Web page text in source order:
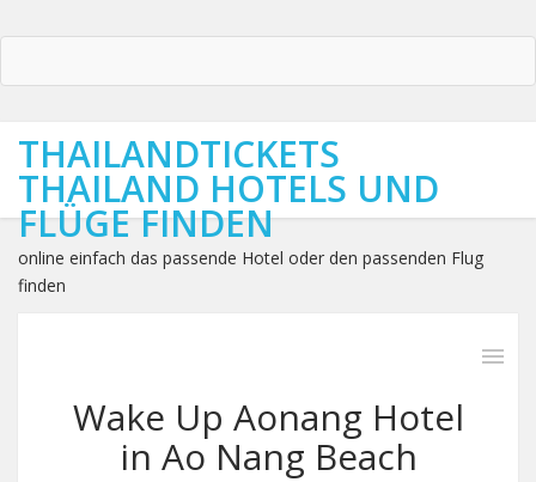
THAILANDTICKETS
THAILAND HOTELS UND
FLÜGE FINDEN
online einfach das passende Hotel oder den passenden Flug
finden
Wake Up Aonang Hotel
in Ao Nang Beach